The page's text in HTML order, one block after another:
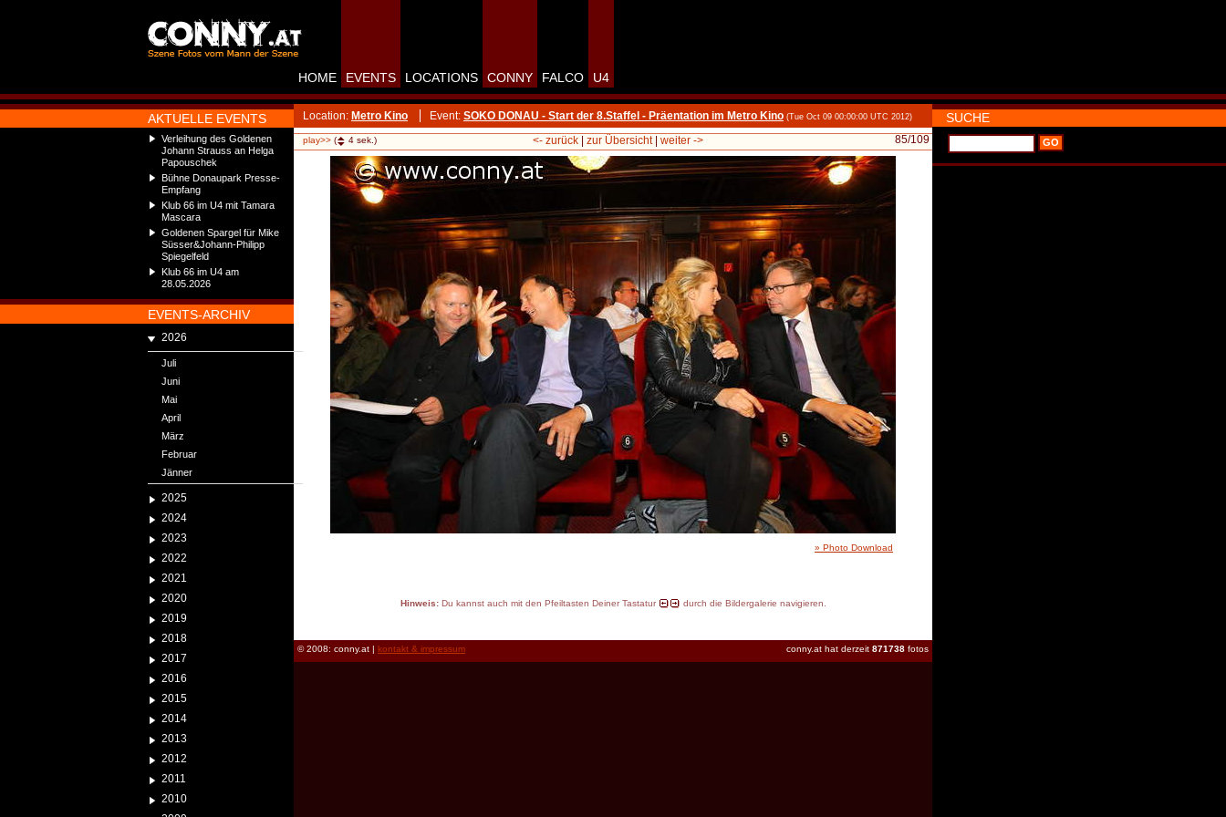
AKTUELLE EVENTS
Verleihung des Goldenen
Johann Strauss an Helga
Papouschek
Bühne Donaupark Presse-
Empfang
Klub 66 im U4 mit Tamara
Mascara
Goldenen Spargel für Mike
Süsser&Johann-Philipp
Spiegelfeld
Klub 66 im U4 am
28.05.2026
EVENTS-ARCHIV
2026
Juli
Juni
Mai
April
März
Februar
Jänner
2025
2024
2023
2022
2021
2020
2019
2018
2017
2016
2015
2014
2013
2012
2011
2010
HOME EVENTS LOCATIONS CONNY FALCO U4
Location: Metro Kino Event: SOKO DONAU - Start der 8.Staffel - Präentation im Metro Kino (Tue Oct 09 00:00:00 UTC 2012)
play>> ( 4 sek.) 85/109
<- zurück| zur Übersicht| weiter ->
» Photo Download
Hinweis:Du kannst auch mit den Pfeiltasten Deiner Tastatur durch die Bildergalerie navigieren.
conny.at hat derzeit 871738 fotos
© 2008: conny.at | kontakt & impressum
SUCHE